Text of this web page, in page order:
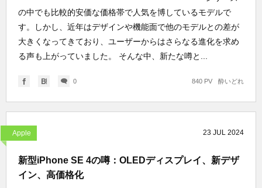
の中でも比較的安価な価格帯で人気を博しているモデルで
す。しかし、近年はデザインや機能面で他のモデルとの差が
大きくなってきており、ユーザーからはさらなる進化を求め
る声も上がっていました。 そんな中、新たな噂と...
0 酔いどれ
840 PV
Apple 23 JUL 2024
新型iPhone SE 4の噂：OLEDディスプレイ、新デザ
イン、高価格化